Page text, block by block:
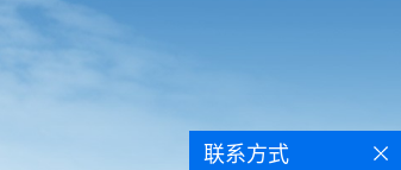
联系方式